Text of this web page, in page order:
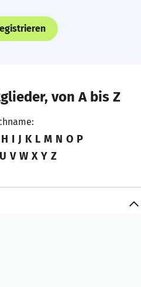
von A bis Z
H I J K L M N O P
U V W X Y Z